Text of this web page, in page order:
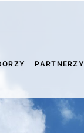
PARTNERZY